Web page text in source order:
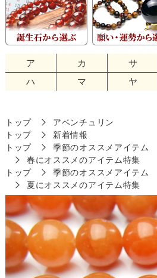
ア カ サ
ハ
マ ヤ
トップ
アベンチュリン
トップ
新着情報
トップ
季節のオススメアイテム
春にオススメのアイテム特集
トップ
季節のオススメアイテム
夏にオススメのアイテム特集